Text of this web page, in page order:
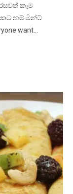
කෑම
නම් මින්ට්
want...